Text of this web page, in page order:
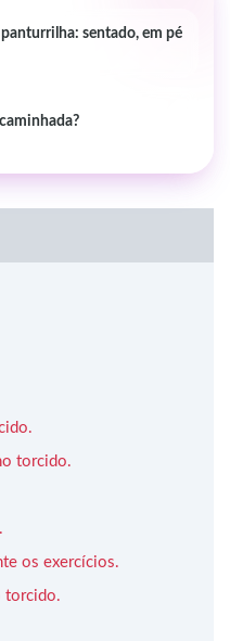
sentado, em pé
torcido.
os exercícios.
torcido.